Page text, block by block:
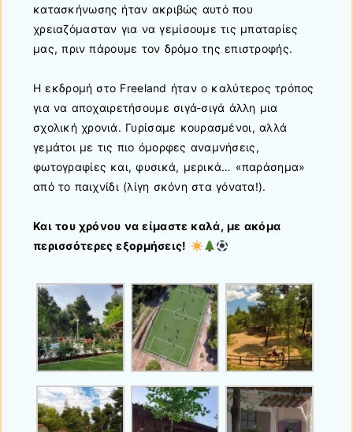
κατασκήνωσης ήταν ακριβώς αυτό που
χρειαζόμασταν για να γεμίσουμε τις μπαταρίες
μας, πριν πάρουμε τον δρόμο της επιστροφής.
Η εκδρομή στο Freeland ήταν ο καλύτερος τρόπος
για να αποχαιρετήσουμε σιγά-σιγά άλλη μια
σχολική χρονιά. Γυρίσαμε κουρασμένοι, αλλά
γεμάτοι με τις πιο όμορφες αναμνήσεις,
φωτογραφίες και, φυσικά, μερικά… «παράσημα»
από το παιχνίδι (λίγη σκόνη στα γόνατα!).
Και του χρόνου να είμαστε καλά, με ακόμα
περισσότερες εξορμήσεις!